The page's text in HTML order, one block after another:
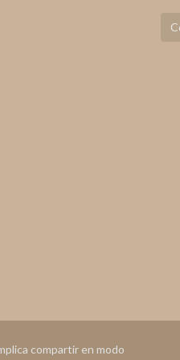
compartir en modo